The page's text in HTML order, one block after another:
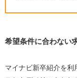
希望条件に合わない
マイナビ新卒紹介を利